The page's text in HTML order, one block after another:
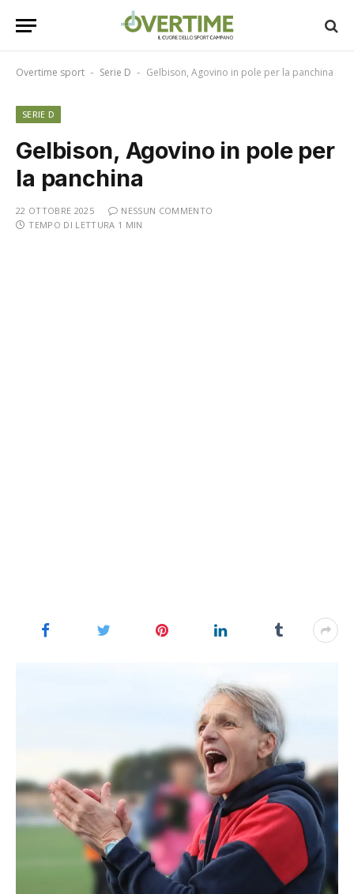
Overtime sport - Serie D - Gelbison, Agovino in pole per la panchina
SERIE D
Gelbison, Agovino in pole per
la panchina
22 OTTOBRE 2025
NESSUN COMMENTO
TEMPO DI LETTURA 1 MIN